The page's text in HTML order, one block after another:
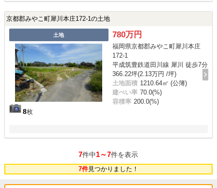
京都郡みやこ町犀川本庄172-1の土地
土地
8枚
780万円
福岡県京都郡みやこ町犀川本庄
172-1
平成筑豊鉄道田川線 犀川 徒歩7分
366.22坪(2.13万円 /坪)
土地面積 1210.64㎡ (公簿)
建ぺい率 70.0(%)
容積率 200.0(%)
7件中1～7件を表示
7件見つかりました！